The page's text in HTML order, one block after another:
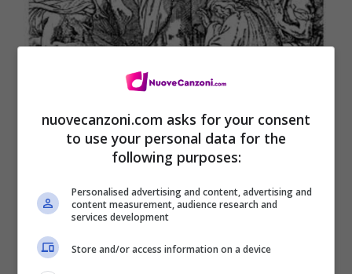
nuovecanzoni.com asks for your consent
to use your personal data for the
following purposes:
Personalised advertising and content, advertising and
content measurement, audience research and
services development
Store and/or access information on a device